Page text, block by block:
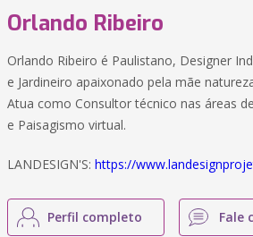
Orlando Ribeiro
Orlando Ribeiro é Paulistano, Designer
e Jardineiro apaixonado pela mãe
Atua como Consultor técnico nas áreas
e Paisagismo virtual.
LANDESIGN'S: https://
Perfil completo Fale